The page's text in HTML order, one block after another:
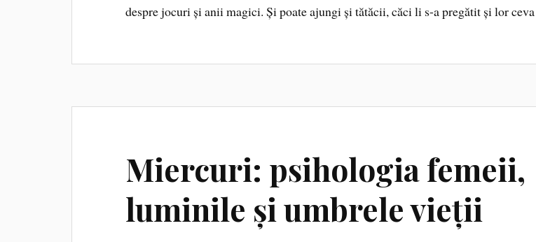
despre jocuri și anii magici. Și poate ajungi și tătăcii, căci li s-a pregătit și lor ceva
Miercuri: psihologia femeii,
luminile și umbrele vieții